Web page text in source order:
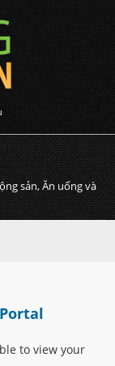
sản, Ăn uống và
to view your